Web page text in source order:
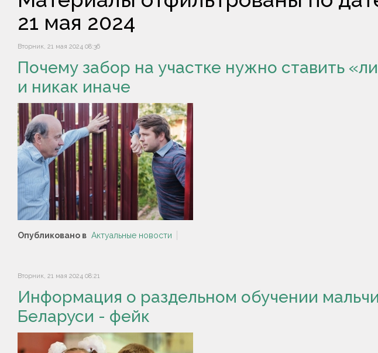
21 мая 2024
Вторник, 21 мая 2024 08:36
Почему забор на участке нужно ставить
и никак иначе
Опубликовано в Актуальные новости
Вторник, 21 мая 2024 08:21
Информация о раздельном обучении
Беларуси - фейк